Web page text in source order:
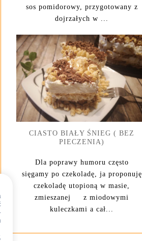
sos pomidorowy, przygotowany z
dojrzałych w ...
CIASTO BIAŁY ŚNIEG ( BEZ
PIECZENIA)
Dla poprawy humoru często
sięgamy po czekoladę, ja proponuję
czekoladę utopioną w masie,
zmieszanej z miodowymi
kuleczkami a cał...